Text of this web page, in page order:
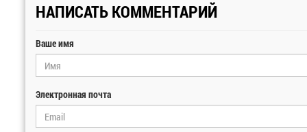
НАПИСАТЬ КОММЕНТАРИЙ
Ваше имя
Электронная почта